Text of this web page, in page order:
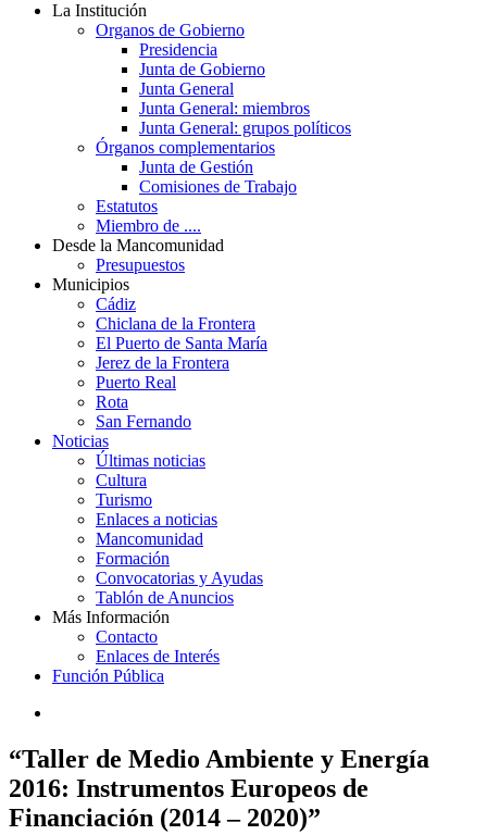
La Institución
Organos de Gobierno
Presidencia
Junta de Gobierno
Junta General
Junta General: miembros
Junta General: grupos políticos
Órganos complementarios
Junta de Gestión
Comisiones de Trabajo
Estatutos
Miembro de ....
Desde la Mancomunidad
Presupuestos
Municipios
Cádiz
Chiclana de la Frontera
El Puerto de Santa María
Jerez de la Frontera
Puerto Real
Rota
San Fernando
Noticias
Últimas noticias
Cultura
Turismo
Enlaces a noticias
Mancomunidad
Formación
Convocatorias y Ayudas
Tablón de Anuncios
Más Información
Contacto
Enlaces de Interés
Función Pública
“Taller de Medio Ambiente y Energía
2016: Instrumentos Europeos de
Financiación (2014 – 2020)”